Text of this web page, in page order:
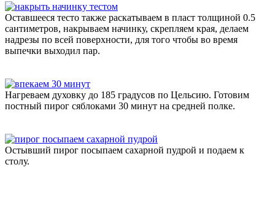
Оставшееся тесто также раскатываем в пласт толщиной 0.5
сантиметров, накрываем начинку, скрепляем края, делаем
надрезы по всей поверхности, для того чтобы во время
выпечки выходил пар.
Нагреваем духовку до 185 градусов по Цельсию. Готовим
постный пирог сяблоками 30 минут на средней полке.
Остывший пирог посыпаем сахарной пудрой и подаем к
столу.